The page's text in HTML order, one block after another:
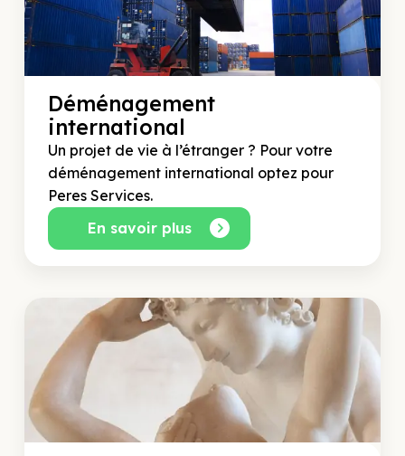
Déménagement
international
Un projet de vie à l’étranger ? Pour votre
déménagement international optez pour
Peres Services.
En savoir plus